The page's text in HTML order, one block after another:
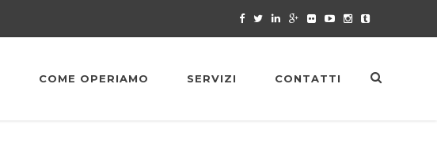
COME OPERIAMO SERVIZI CONTATTI